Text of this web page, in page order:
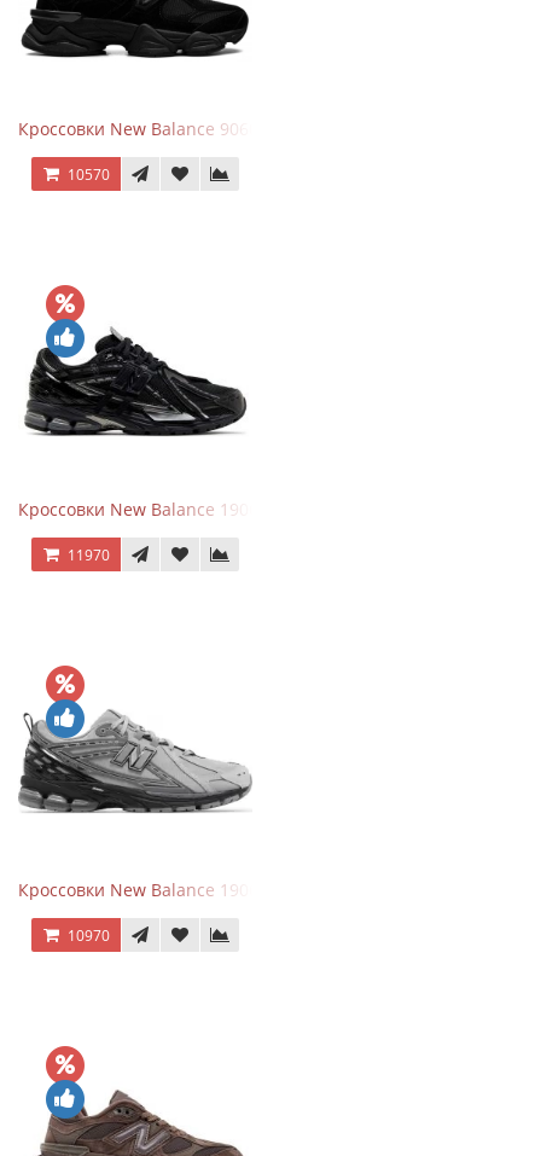
Кроссовки New Balance 9060 Triple Black
10570
Кроссовки New Balance 1906A Black Silver
11970
Кроссовки New Balance 1906R Brighton Grey
10970